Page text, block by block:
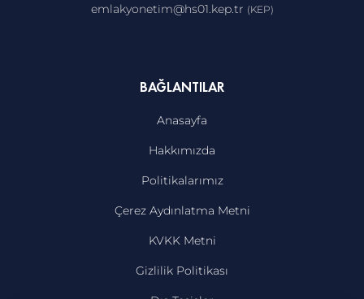
emlakyonetim@hs01.kep.tr (KEP)
BAĞLANTILAR
Anasayfa
Hakkımızda
Politikalarımız
Çerez Aydınlatma Metni
KVKK Metni
Gizlilik Politikası